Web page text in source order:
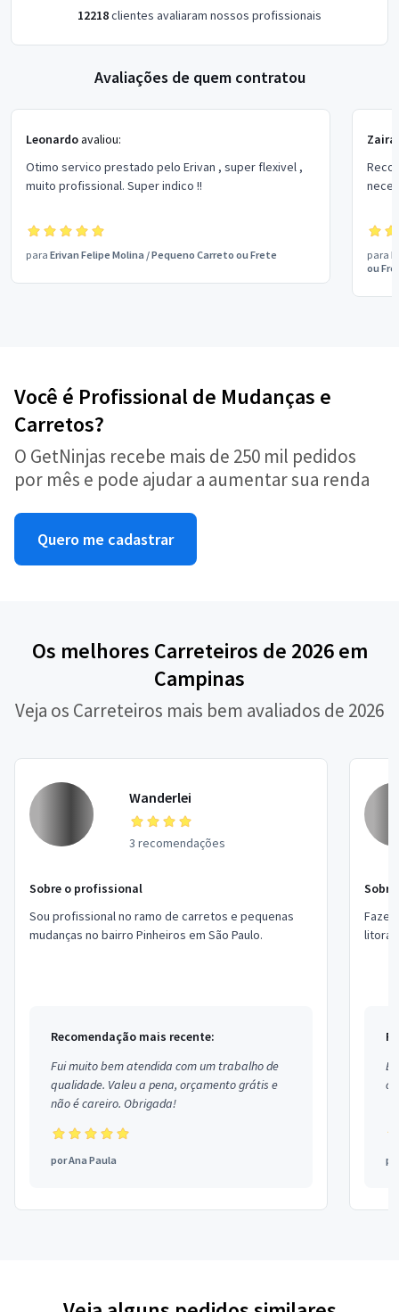
12218clientes avaliaram nossos profissionais
Avaliações de quem contratou
Leonardoavaliou:
Otimo servico prestado pelo Erivan , super flexivel ,
muito profissional. Super indico !!
para Erivan Felipe Molina /Pequeno Carreto ou Frete
Zaira
para
ou
Você é Profissional de Mudanças e
Carretos?
O GetNinjas recebe mais de 250 mil pedidos
por mês e pode ajudar a aumentar sua renda
Quero me cadastrar
Os melhores Carreteiros de 2026 em
Campinas
Veja os Carreteiros mais bem avaliados de 2026
Wanderlei
3 recomendações
Sobre o profissional
Sou profissional no ramo de carretos e pequenas
mudanças no bairro Pinheiros em São Paulo.
Recomendação mais recente:
Fui muito bem atendida com um trabalho de
qualidade. Valeu a pena, orçamento grátis e
não é careiro. Obrigada!
porAna Paula
litoral